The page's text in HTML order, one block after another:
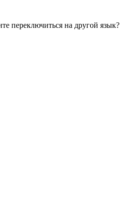
переключиться на другой язык?